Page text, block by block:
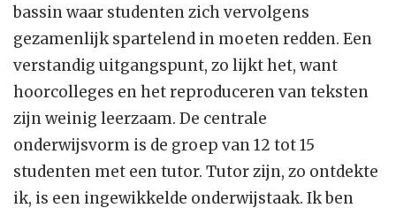
bassin waar studenten zich vervolgens
gezamenlijk spartelend in moeten redden. Een
verstandig uitgangspunt, zo lijkt het, want
hoorcolleges en het reproduceren van teksten
zijn weinig leerzaam. De centrale
onderwijsvorm is de groep van 12 tot 15
studenten met een tutor. Tutor zijn, zo ontdekte
ik, is een ingewikkelde onderwijstaak. Ik ben